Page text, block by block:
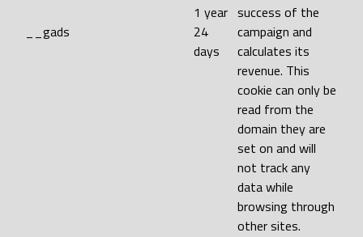
__gads
1 year
24
days
success of the
campaign and
calculates its
revenue. This
cookie can only be
read from the
domain they are
set on and will
not track any
data while
browsing through
other sites.